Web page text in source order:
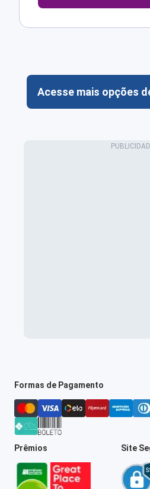
Acesse mais opções
Formas de Pagamento
Prêmios Site